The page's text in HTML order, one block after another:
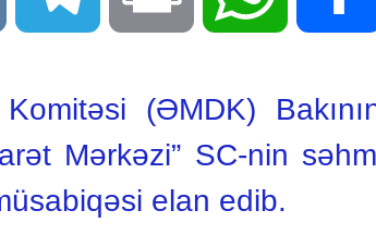
(ƏMDK)
Mərkəzi” SC-nin
elan edib.